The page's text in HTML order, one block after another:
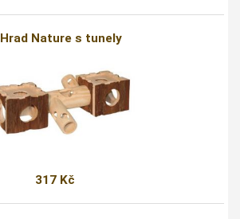
Hrad Nature s tunely
317 Kč